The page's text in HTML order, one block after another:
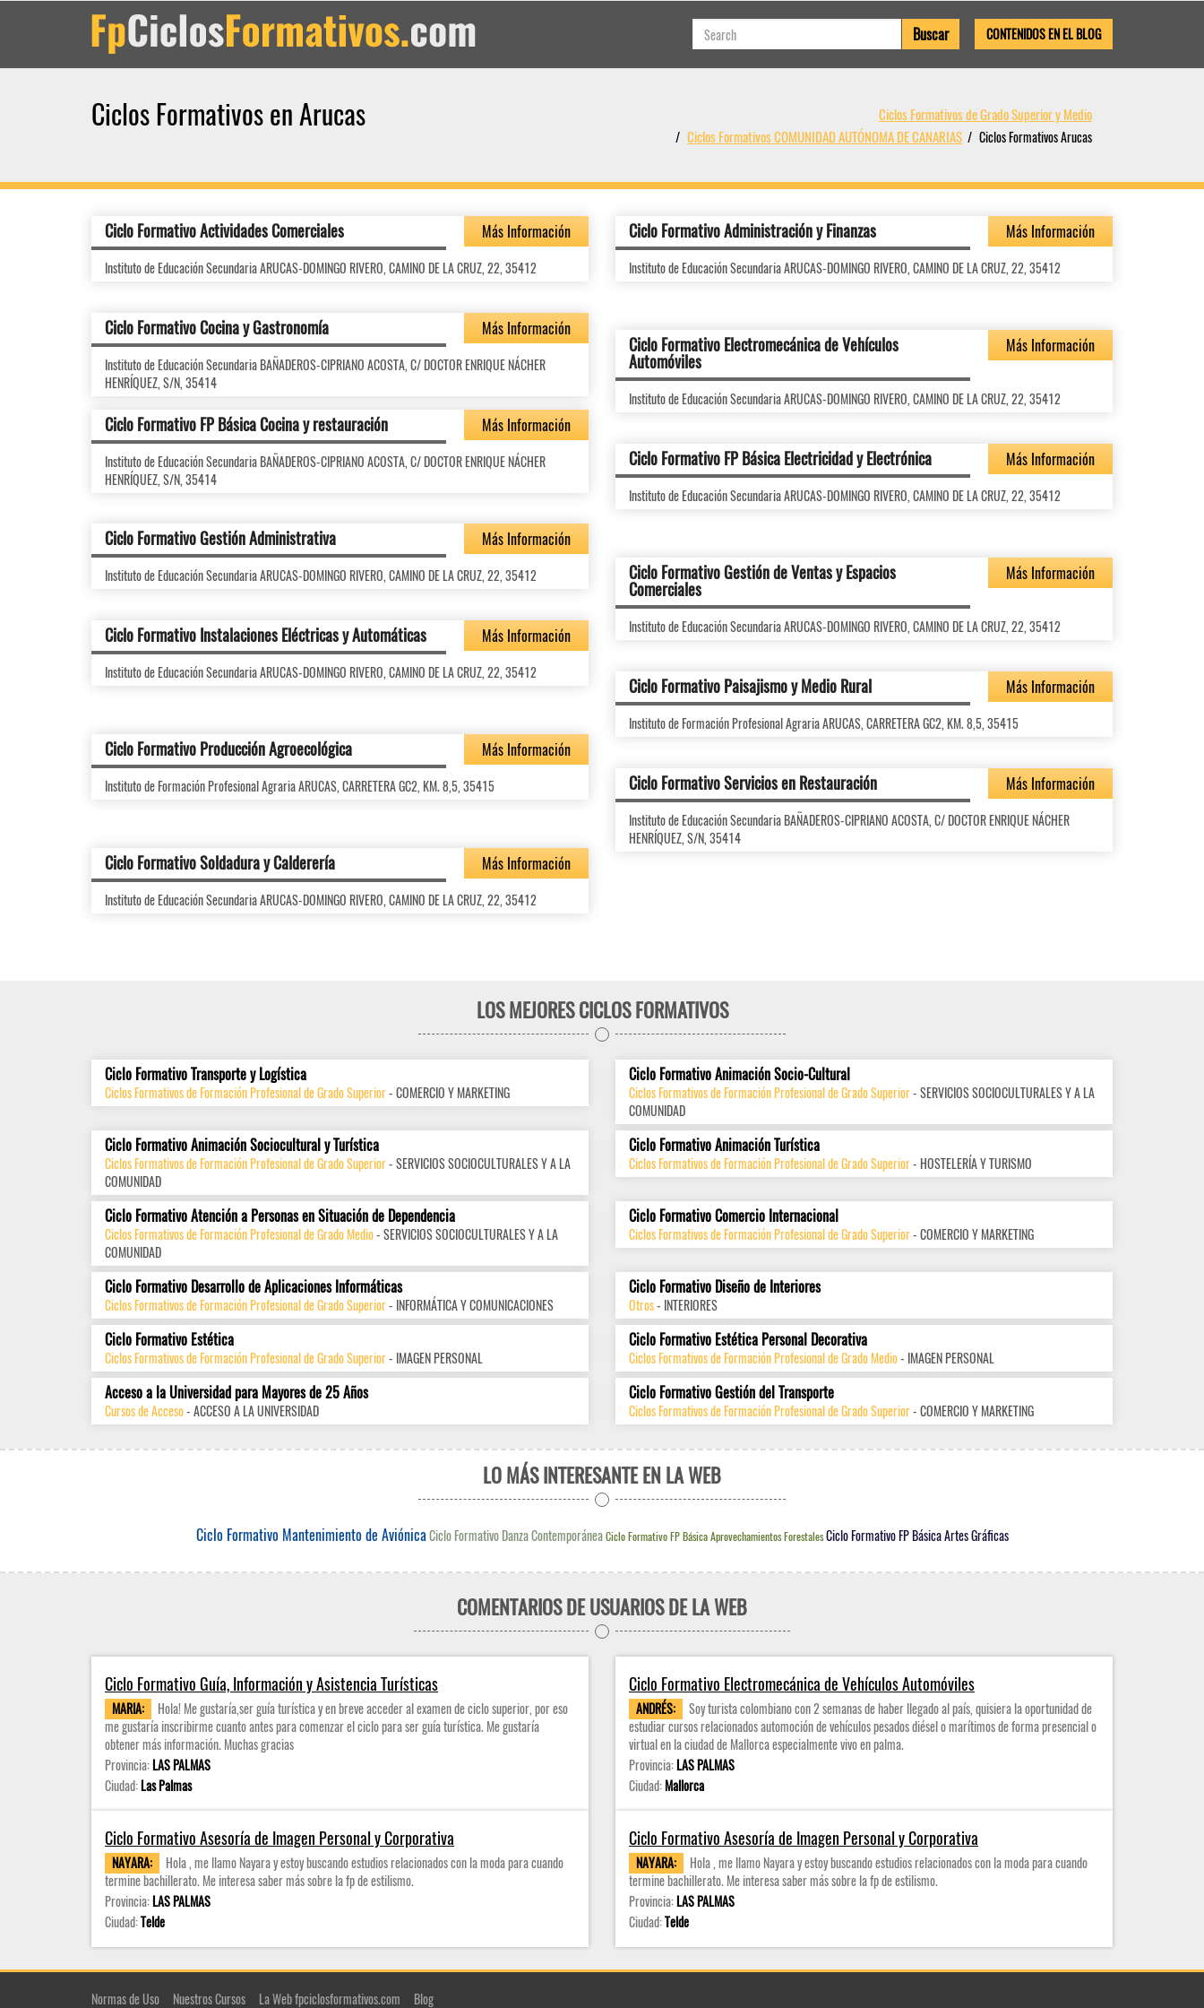
CONTENIDOS EN EL BLOG
Ciclos Formativos en Arucas
Ciclos Formativos de Grado Superior y Medio
Ciclos Formativos COMUNIDAD AUTÓNOMA DE CANARIAS
Ciclos Formativos Arucas
Ciclo Formativo Actividades Comerciales Más Información
Instituto de Educación Secundaria ARUCAS-DOMINGO RIVERO, CAMINO DE LA CRUZ, 22, 35412
Ciclo Formativo Administración y Finanzas Más Información
Instituto de Educación Secundaria ARUCAS-DOMINGO RIVERO, CAMINO DE LA CRUZ, 22, 35412
Ciclo Formativo Cocina y Gastronomía Más Información
Instituto de Educación Secundaria BAÑADEROS-CIPRIANO ACOSTA, C/ DOCTOR ENRIQUE NÁCHER
HENRÍQUEZ, S/N, 35414
Ciclo Formativo Electromecánica de Vehículos
Automóviles
Más Información
Instituto de Educación Secundaria ARUCAS-DOMINGO RIVERO, CAMINO DE LA CRUZ, 22, 35412
Ciclo Formativo FP Básica Cocina y restauración Más Información
Instituto de Educación Secundaria BAÑADEROS-CIPRIANO ACOSTA, C/ DOCTOR ENRIQUE NÁCHER
HENRÍQUEZ, S/N, 35414
Ciclo Formativo FP Básica Electricidad y Electrónica Más Información
Instituto de Educación Secundaria ARUCAS-DOMINGO RIVERO, CAMINO DE LA CRUZ, 22, 35412
Ciclo Formativo Gestión Administrativa Más Información
Instituto de Educación Secundaria ARUCAS-DOMINGO RIVERO, CAMINO DE LA CRUZ, 22, 35412 Ciclo Formativo Gestión de Ventas y Espacios
Comerciales
Más Información
Instituto de Educación Secundaria ARUCAS-DOMINGO RIVERO, CAMINO DE LA CRUZ, 22, 35412
Ciclo Formativo Instalaciones Eléctricas y Automáticas Más Información
Instituto de Educación Secundaria ARUCAS-DOMINGO RIVERO, CAMINO DE LA CRUZ, 22, 35412
Ciclo Formativo Paisajismo y Medio Rural Más Información
Instituto de Formación Profesional Agraria ARUCAS, CARRETERA GC2, KM. 8,5, 35415
Ciclo Formativo Producción Agroecológica Más Información
Instituto de Formación Profesional Agraria ARUCAS, CARRETERA GC2, KM. 8,5, 35415 Ciclo Formativo Servicios en Restauración Más Información
Instituto de Educación Secundaria BAÑADEROS-CIPRIANO ACOSTA, C/ DOCTOR ENRIQUE NÁCHER
HENRÍQUEZ, S/N, 35414
Ciclo Formativo Soldadura y Calderería Más Información
Instituto de Educación Secundaria ARUCAS-DOMINGO RIVERO, CAMINO DE LA CRUZ, 22, 35412
LOS MEJORES CICLOS FORMATIVOS
Ciclo Formativo Transporte y Logística
Ciclos Formativos de Formación Profesional de Grado Superior- COMERCIO Y MARKETING
Ciclo Formativo Animación Socio-Cultural
Ciclos Formativos de Formación Profesional de Grado Superior- SERVICIOS SOCIOCULTURALES Y A LA
COMUNIDAD
Ciclo Formativo Animación Sociocultural y Turística
Ciclos Formativos de Formación Profesional de Grado Superior- SERVICIOS SOCIOCULTURALES Y A LA
COMUNIDAD
Ciclo Formativo Animación Turística
Ciclos Formativos de Formación Profesional de Grado Superior- HOSTELERÍA Y TURISMO
Ciclo Formativo Atención a Personas en Situación de Dependencia
Ciclos Formativos de Formación Profesional de Grado Medio- SERVICIOS SOCIOCULTURALES Y A LA
COMUNIDAD
Ciclo Formativo Comercio Internacional
Ciclos Formativos de Formación Profesional de Grado Superior- COMERCIO Y MARKETING
Ciclo Formativo Desarrollo de Aplicaciones Informáticas
Ciclos Formativos de Formación Profesional de Grado Superior- INFORMÁTICA Y COMUNICACIONES
Ciclo Formativo Diseño de Interiores
Otros- INTERIORES
Ciclo Formativo Estética
Ciclos Formativos de Formación Profesional de Grado Superior- IMAGEN PERSONAL
Ciclo Formativo Estética Personal Decorativa
Ciclos Formativos de Formación Profesional de Grado Medio- IMAGEN PERSONAL
Acceso a la Universidad para Mayores de 25 Años
Cursos de Acceso- ACCESO A LA UNIVERSIDAD
Ciclo Formativo Gestión del Transporte
Ciclos Formativos de Formación Profesional de Grado Superior- COMERCIO Y MARKETING
LO MÁS INTERESANTE EN LA WEB
Ciclo Formativo Mantenimiento de AviónicaCiclo Formativo Danza Contemporánea Ciclo Formativo FP Básica Aprovechamientos Forestales Ciclo Formativo FP Básica Artes Gráficas
COMENTARIOS DE USUARIOS DE LA WEB
Ciclo Formativo Guía, Información y Asistencia Turísticas
MARIA:
Hola! Me gustaría,ser guía turística y en breve acceder al examen de ciclo superior, por eso
me gustaría inscribirme cuanto antes para comenzar el ciclo para ser guía turística. Me gustaría
obtener más información. Muchas gracias
Provincia:LAS PALMAS
Ciudad:Las Palmas
Ciclo Formativo Electromecánica de Vehículos Automóviles
ANDRÉS:
Soy turista colombiano con 2 semanas de haber llegado al país, quisiera la oportunidad de
estudiar cursos relacionados automoción de vehículos pesados diésel o marítimos de forma presencial o
virtual en la ciudad de Mallorca especialmente vivo en palma.
Provincia:LAS PALMAS
Ciudad:Mallorca
Ciclo Formativo Asesoría de Imagen Personal y Corporativa
NAYARA:
Hola , me llamo Nayara y estoy buscando estudios relacionados con la moda para cuando
termine bachillerato. Me interesa saber más sobre la fp de estilismo.
Provincia:LAS PALMAS
Ciudad:Telde
Ciclo Formativo Asesoría de Imagen Personal y Corporativa
NAYARA:
Hola , me llamo Nayara y estoy buscando estudios relacionados con la moda para cuando
termine bachillerato. Me interesa saber más sobre la fp de estilismo.
Provincia:LAS PALMAS
Ciudad:Telde
Normas de Uso Nuestros Cursos La Web fpciclosformativos.com Blog